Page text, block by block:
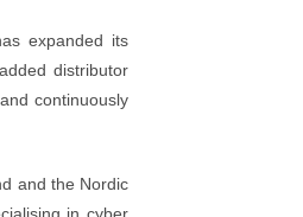
expanded its
distributor
continuously
and the Nordic